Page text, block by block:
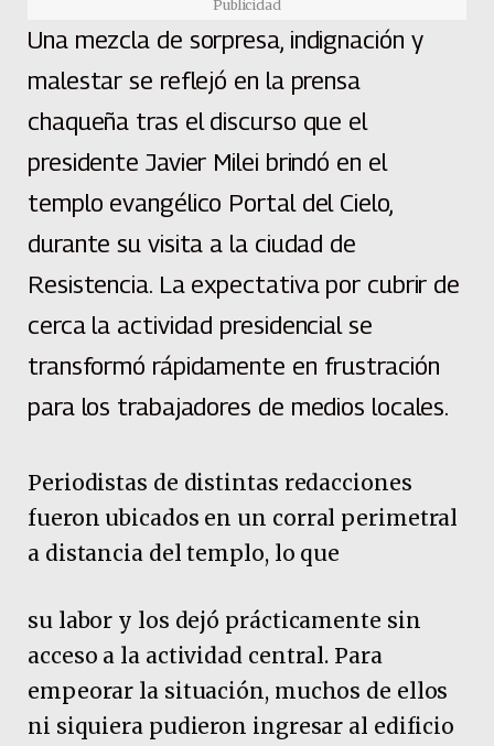
Publicidad
Una mezcla de sorpresa, indignación y
malestar se reflejó en la prensa
chaqueña tras el discurso que el
presidente Javier Milei brindó en el
templo evangélico Portal del Cielo,
durante su visita a la ciudad de
Resistencia. La expectativa por cubrir de
cerca la actividad presidencial se
transformó rápidamente en frustración
para los trabajadores de medios locales.
Periodistas de distintas redacciones
fueron ubicados en un corral perimetral
a distancia del templo, lo que
su labor y los dejó prácticamente sin
acceso a la actividad central. Para
empeorar la situación, muchos de ellos
ni siquiera pudieron ingresar al edificio